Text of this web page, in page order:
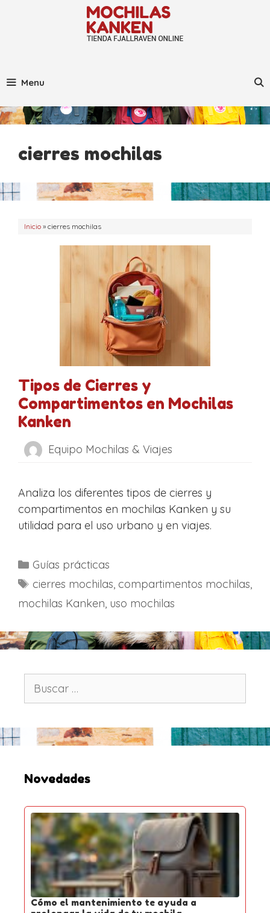
Menu
cierres mochilas
Inicio » cierres mochilas
Tipos de Cierres y
Compartimentos en Mochilas
Kanken
Equipo Mochilas & Viajes
Analiza los diferentes tipos de cierres y
compartimentos en mochilas Kanken y su
utilidad para el uso urbano y en viajes.
C
a
g
o
í
a
Guías prácticas
E
t
q
u
a
cierres mochilas, compartimentos mochilas,
mochilas Kanken, uso mochilas
:Novedades
Cómo el mantenimiento te ayuda a